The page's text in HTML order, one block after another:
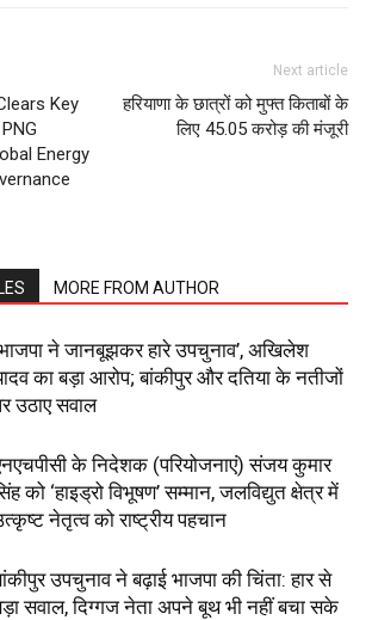
Key
Energy
Next article
हरियाणा के छात्रों को मुफ्त किताबों के
लिए 45.05 करोड़ की मंजूरी
MORE FROM AUTHOR
ने जानबूझकर हारे उपचुनाव’, अखिलेश
का बड़ा आरोप; बांकीपुर और दतिया के नतीजों
उठाए सवाल
के निदेशक (परियोजनाएं) संजय कुमार
को ‘हाइड्रो विभूषण’ सम्मान, जलविद्युत क्षेत्र में
नेतृत्व को राष्ट्रीय पहचान
उपचुनाव ने बढ़ाई भाजपा की चिंता: हार से
सवाल, दिग्गज नेता अपने बूथ भी नहीं बचा सके